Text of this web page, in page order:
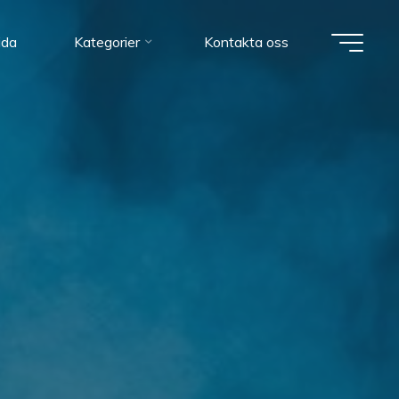
Kategorier Kontakta oss